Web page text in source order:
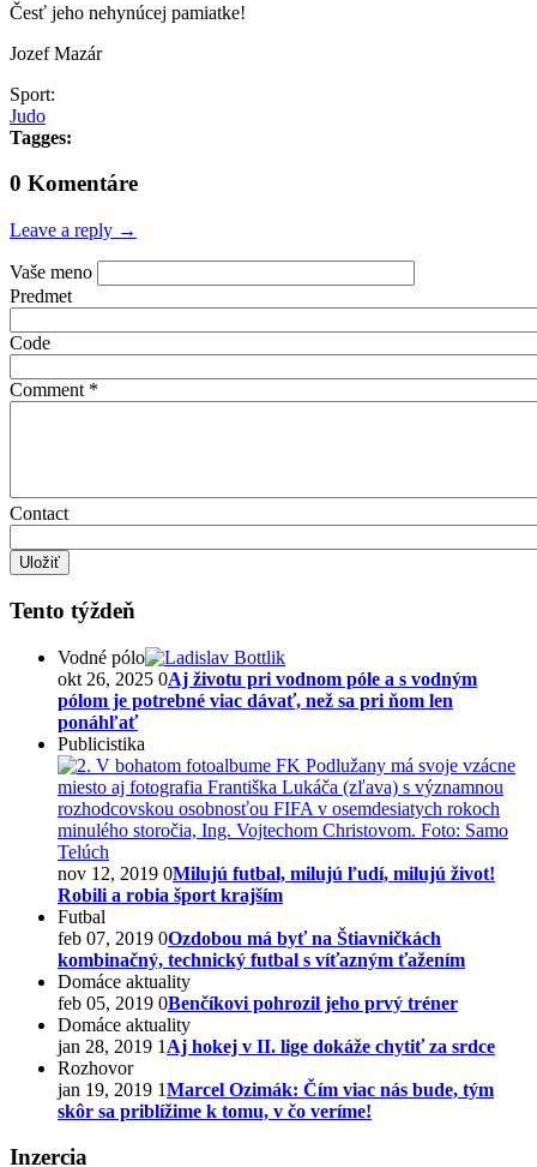
Česť jeho nehynúcej pamiatke!
Jozef Mazár
Sport:
Judo
Tagges:
0 Komentáre
Leave a reply →
Vaše meno
Predmet
Code
Comment *
Contact
Tento týždeň
Vodné pólo
okt 26, 2025 0Aj životu pri vodnom póle a s vodným
pólom je potrebné viac dávať, než sa pri ňom len
ponáhľať
Publicistika
nov 12, 2019 0Milujú futbal, milujú ľudí, milujú život!
Robili a robia šport krajším
Futbal
feb 07, 2019 0Ozdobou má byť na Štiavničkách
kombinačný, technický futbal s víťazným ťažením
Domáce aktuality
feb 05, 2019 0Benčíkovi pohrozil jeho prvý tréner
Domáce aktuality
jan 28, 2019 1 Aj hokej v II. lige dokáže chytiť za srdce
Rozhovor
jan 19, 2019 1Marcel Ozimák: Čím viac nás bude, tým
skôr sa priblížime k tomu, v čo veríme!
Inzercia